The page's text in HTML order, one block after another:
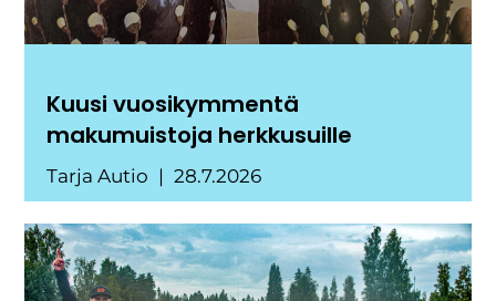
Kuusi vuosikymmentä
makumuistoja herkkusuille
Tarja Autio 28.7.2026